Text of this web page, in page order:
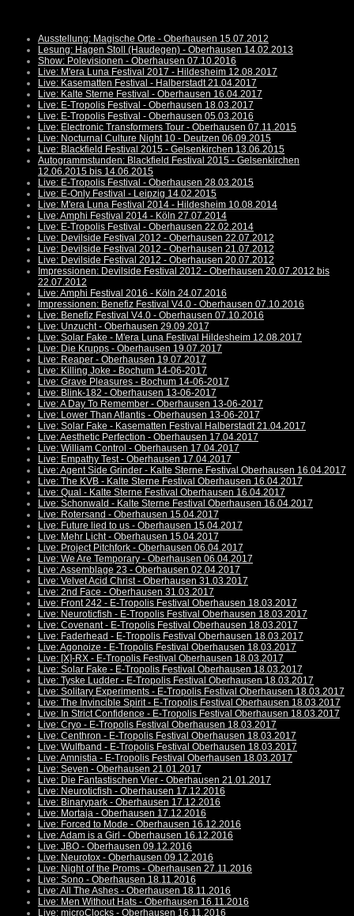
Ausstellung: Magische Orte - Oberhausen 15.07.2012
Lesung: Hagen Stoll (Haudegen) - Oberhausen 14.02.2013
Show: Polevisionen - Oberhausen 07.10.2016
Live: M'era Luna Festival 2017 - Hildesheim 12.08.2017
Live: Kasematten Festival - Halberstadt 21.04.2017
Live: Kalte Sterne Festival - Oberhausen 16.04.2017
Live: E-Tropolis Festival - Oberhausen 18.03.2017
Live: E-Tropolis Festival - Oberhausen 05.03.2016
Live: Electronic Transformers Tour - Oberhausen 07.11.2015
Live: Nocturnal Culture Night 10 - Deutzen 06.09.2015
Live: Blackfield Festival 2015 - Gelsenkirchen 13.06.2015
Autogrammstunden: Blackfield Festival 2015 - Gelsenkirchen
12.06.2015 bis 14.06.2015
Live: E-Tropolis Festival - Oberhausen 28.03.2015
Live: E-Only Festival - Leipzig 14.02.2015
Live: M'era Luna Festival 2014 - Hildesheim 10.08.2014
Live: Amphi Festival 2014 - Köln 27.07.2014
Live: E-Tropolis Festival - Oberhausen 22.02.2014
Live: Devilside Festival 2012 - Oberhausen 22.07.2012
Live: Devilside Festival 2012 - Oberhausen 21.07.2012
Live: Devilside Festival 2012 - Oberhausen 20.07.2012
Impressionen: Devilside Festival 2012 - Oberhausen 20.07.2012 bis
22.07.2012
Live: Amphi Festival 2016 - Köln 24.07.2016
Impressionen: Benefiz Festival V4.0 - Oberhausen 07.10.2016
Live: Benefiz Festival V4.0 - Oberhausen 07.10.2016
Live: Unzucht - Oberhausen 29.09.2017
Live: Solar Fake - M'era Luna Festival Hildesheim 12.08.2017
Live: Die Krupps - Oberhausen 19.07.2017
Live: Reaper - Oberhausen 19.07.2017
Live: Killing Joke - Bochum 14-06-2017
Live: Grave Pleasures - Bochum 14-06-2017
Live: Blink-182 - Oberhausen 13-06-2017
Live: A Day To Remember - Oberhausen 13-06-2017
Live: Lower Than Atlantis - Oberhausen 13-06-2017
Live: Solar Fake - Kasematten Festival Halberstadt 21.04.2017
Live: Aesthetic Perfection - Oberhausen 17.04.2017
Live: William Control - Oberhausen 17.04.2017
Live: Empathy Test - Oberhausen 17.04.2017
Live: Agent Side Grinder - Kalte Sterne Festival Oberhausen 16.04.2017
Live: The KVB - Kalte Sterne Festival Oberhausen 16.04.2017
Live: Qual - Kalte Sterne Festival Oberhausen 16.04.2017
Live: Schonwald - Kalte Sterne Festival Oberhausen 16.04.2017
Live: Rotersand - Oberhausen 15.04.2017
Live: Future lied to us - Oberhausen 15.04.2017
Live: Mehr Licht - Oberhausen 15.04.2017
Live: Project Pitchfork - Oberhausen 06.04.2017
Live: We Are Temporary - Oberhausen 06.04.2017
Live: Assemblage 23 - Oberhausen 02.04.2017
Live: Velvet Acid Christ - Oberhausen 31.03.2017
Live: 2nd Face - Oberhausen 31.03.2017
Live: Front 242 - E-Tropolis Festival Oberhausen 18.03.2017
Live: Neuroticfish - E-Tropolis Festival Oberhausen 18.03.2017
Live: Covenant - E-Tropolis Festival Oberhausen 18.03.2017
Live: Faderhead - E-Tropolis Festival Oberhausen 18.03.2017
Live: Agonoize - E-Tropolis Festival Oberhausen 18.03.2017
Live: [X]-RX - E-Tropolis Festival Oberhausen 18.03.2017
Live: Solar Fake - E-Tropolis Festival Oberhausen 18.03.2017
Live: Tyske Ludder - E-Tropolis Festival Oberhausen 18.03.2017
Live: Solitary Experiments - E-Tropolis Festival Oberhausen 18.03.2017
Live: The Invincible Spirit - E-Tropolis Festival Oberhausen 18.03.2017
Live: In Strict Confidence - E-Tropolis Festival Oberhausen 18.03.2017
Live: Cryo - E-Tropolis Festival Oberhausen 18.03.2017
Live: Centhron - E-Tropolis Festival Oberhausen 18.03.2017
Live: Wulfband - E-Tropolis Festival Oberhausen 18.03.2017
Live: Amnistia - E-Tropolis Festival Oberhausen 18.03.2017
Live: Seven - Oberhausen 21.01.2017
Live: Die Fantastischen Vier - Oberhausen 21.01.2017
Live: Neuroticfish - Oberhausen 17.12.2016
Live: Binarypark - Oberhausen 17.12.2016
Live: Mortaja - Oberhausen 17.12.2016
Live: Forced to Mode - Oberhausen 16.12.2016
Live: Adam is a Girl - Oberhausen 16.12.2016
Live: JBO - Oberhausen 09.12.2016
Live: Neurotox - Oberhausen 09.12.2016
Live: Night of the Proms - Oberhausen 27.11.2016
Live: Sono - Oberhausen 18.11.2016
Live: All The Ashes - Oberhausen 18.11.2016
Live: Men Without Hats - Oberhausen 16.11.2016
Live: microClocks - Oberhausen 16.11.2016